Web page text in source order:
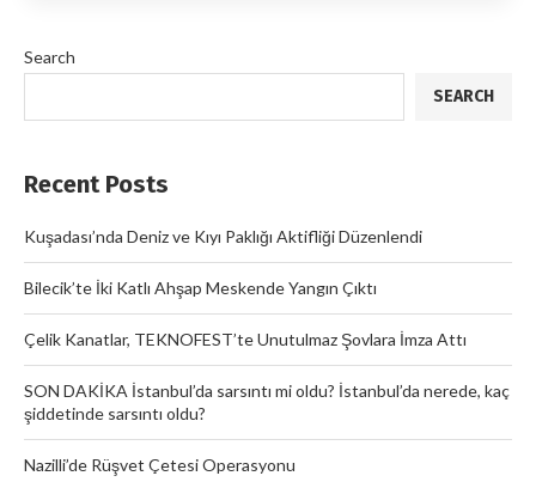
Search
SEARCH
Recent Posts
Kuşadası’nda Deniz ve Kıyı Paklığı Aktifliği Düzenlendi
Bilecik’te İki Katlı Ahşap Meskende Yangın Çıktı
Çelik Kanatlar, TEKNOFEST’te Unutulmaz Şovlara İmza Attı
SON DAKİKA İstanbul’da sarsıntı mi oldu? İstanbul’da nerede, kaç
şiddetinde sarsıntı oldu?
Nazilli’de Rüşvet Çetesi Operasyonu